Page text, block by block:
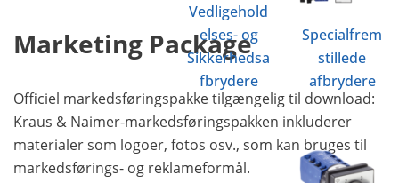
Vedligehold
elses- og
Sikkerhedsa
fbrydere
Specialfrem
stillede
afbrydere
Marketing Package
Officiel markedsføringspakke tilgængelig til download:
Kraus & Naimer-markedsføringspakken inkluderer
materialer som logoer, fotos osv., som kan bruges til
markedsførings- og reklameformål.